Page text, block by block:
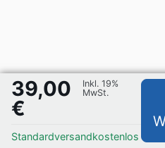
39,00
€
Inkl. 19%
MwSt.
Standardversandkostenlos